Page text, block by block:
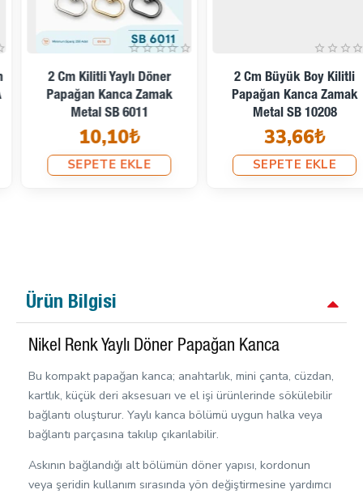
2 Cm Büyük Boy Kilitli
Papağan Kanca Zamak
Metal SB 10208
33,66₺
SEPETE EKLE
Kargoya Hazır
1,5 Cm Gold Yaylı Döner
Adet/Paket A 546 PROMO
345,60₺
Ürün Bilgisi
Nikel Renk Yaylı Döner Papağan Kanca
Bu kompakt papağan kanca; anahtarlık, mini çanta, cüzdan,
kartlık, küçük deri aksesuarı ve el işi ürünlerinde sökülebilir
bağlantı oluşturur. Yaylı kanca bölümü uygun halka veya
bağlantı parçasına takılıp çıkarılabilir.
Askının bağlandığı alt bölümün döner yapısı, kordonun
veya şeridin kullanım sırasında yön değiştirmesine yardımcı